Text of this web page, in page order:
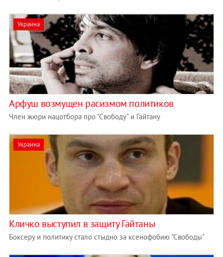
Украина
Арфуш возмущен расизмом политиков
Член жюри нацотбора про "Свободу" и Гайтану
Украина
Кличко выступил в защиту Гайтаны
Боксеру и политику стало стыдно за ксенофобию "Свободы"